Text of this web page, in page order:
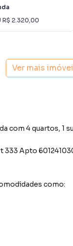
R$ 2.320,00
Ver mais
com 4 quartos, 1
333 Apto
como: